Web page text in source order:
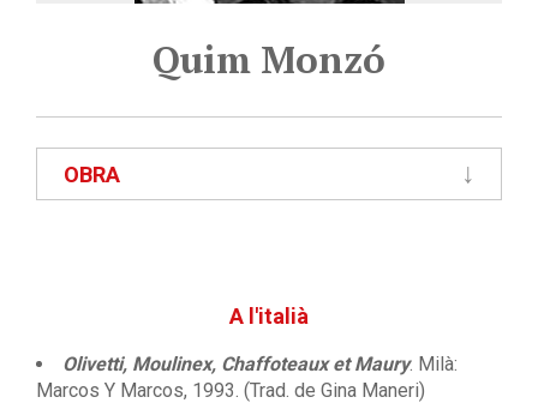
Quim Monzó
OBRA
A l'italià
Olivetti, Moulinex, Chaffoteaux et Maury. Milà:
Marcos Y Marcos, 1993. (Trad. de Gina Maneri)